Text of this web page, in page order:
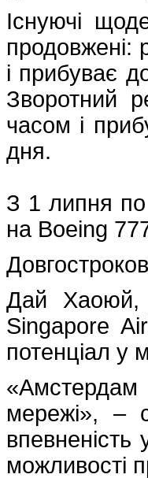
Існуючі
продовжені:
і прибуває
Зворотний
часом і
дня.
З 1 липня по
на Boeing
Дай Хаоюй,
Singapore
потенціал у
мережі», –
можливості